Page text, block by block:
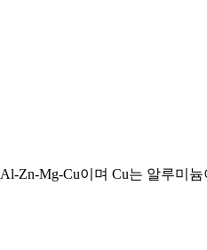
Zn-Mg-Cu이며 Cu는 알루미늄